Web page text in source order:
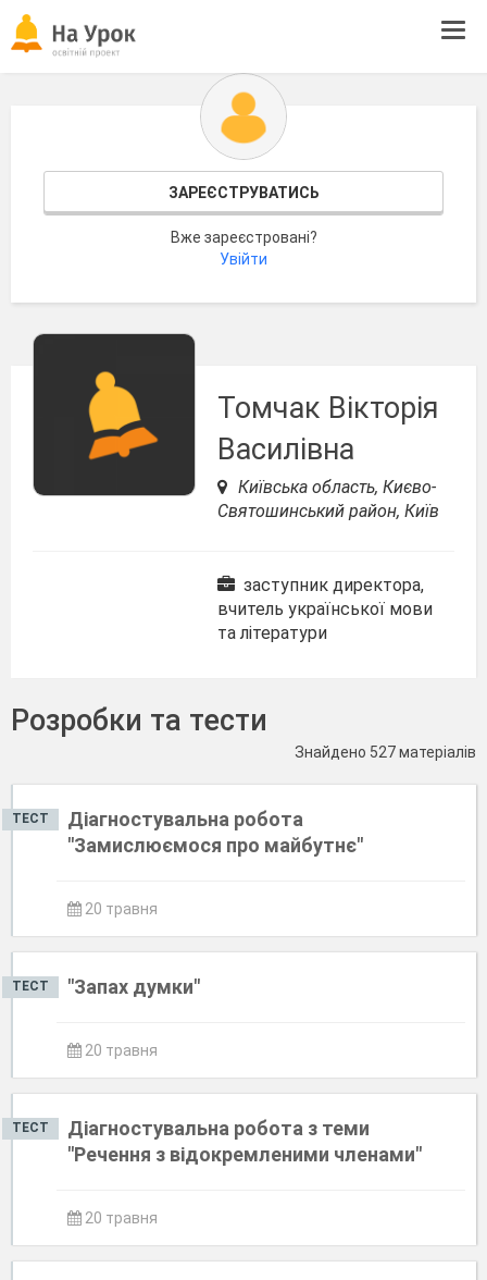
ЗАРЕЄСТРУВАТИСЬ
Вже зареєстровані?
Увійти
Томчак Вікторія
Василівна
Київська область, Києво-
Святошинський район, Київ
заступник директора,
вчитель української мови
та літератури
Розробки та тести
Знайдено 527 матеріалів
ТЕСТ
Діагностувальна робота
"Замислюємося про майбутнє"
20 травня
ТЕСТ "Запах думки"
20 травня
ТЕСТ
Діагностувальна робота з теми
"Речення з відокремленими членами"
20 травня